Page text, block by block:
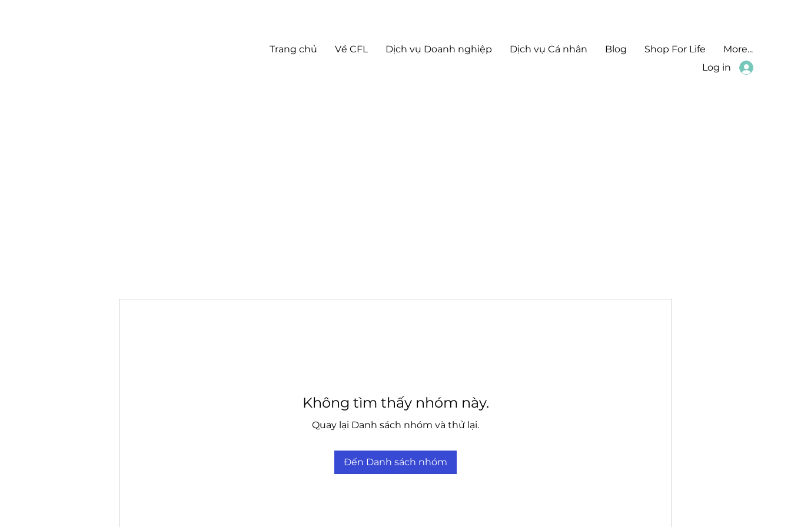
Log in
Trang chủ Về CFL Dịch vụ Doanh nghiệp Dịch vụ Cá nhân Blog Shop For Life More...
Không tìm thấy nhóm này.
Quay lại Danh sách nhóm và thử lại.
Đến Danh sách nhóm